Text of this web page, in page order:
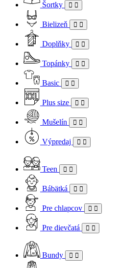
Šortky
Bielizeň
Doplňky
Topánky
Basic
Plus size
Mušelín
Výpredaj
Teen
Bábätká
Pre chlapcov
Pre dievčatá
Bundy